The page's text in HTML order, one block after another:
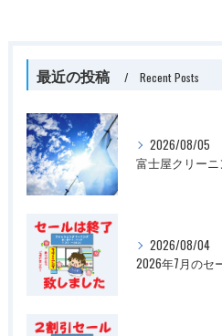
最近の投稿 Recent Posts
2026/08/05
2026/08/04
2026年7月のセ